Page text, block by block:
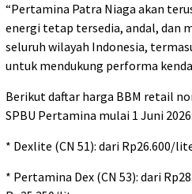
“Pertamina Patra Niaga akan
energi tetap tersedia, andal, dan
seluruh wilayah Indonesia,
untuk mendukung performa
Berikut daftar harga BBM retail
SPBU Pertamina mulai 1 Juni 2026:
* Dexlite (CN 51): dari Rp26.600/
* Pertamina Dex (CN 53): dari